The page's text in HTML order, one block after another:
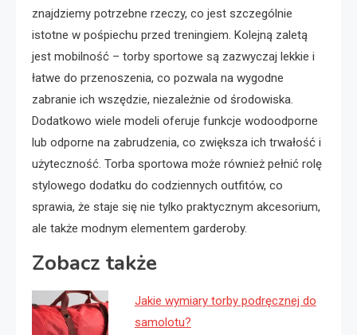
znajdziemy potrzebne rzeczy, co jest szczególnie
istotne w pośpiechu przed treningiem. Kolejną zaletą
jest mobilność – torby sportowe są zazwyczaj lekkie i
łatwe do przenoszenia, co pozwala na wygodne
zabranie ich wszędzie, niezależnie od środowiska.
Dodatkowo wiele modeli oferuje funkcje wodoodporne
lub odporne na zabrudzenia, co zwiększa ich trwałość i
użyteczność. Torba sportowa może również pełnić rolę
stylowego dodatku do codziennych outfitów, co
sprawia, że staje się nie tylko praktycznym akcesorium,
ale także modnym elementem garderoby.
Zobacz także
Jakie wymiary torby podręcznej do
samolotu?